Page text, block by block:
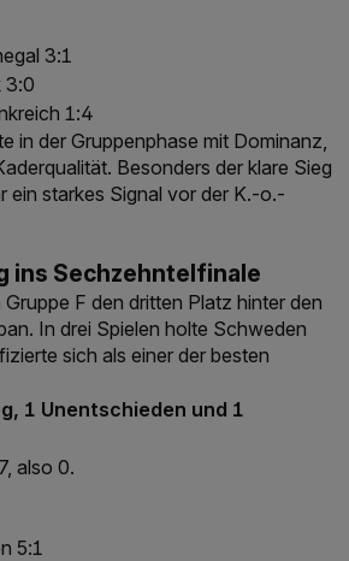
3:1
3:0
1:4
in der Gruppenphase mit Dominanz,
Besonders der klare Sieg
ein starkes Signal vor der K.-o.-
ins Sechzehntelfinale
F den dritten Platz hinter den
In drei Spielen holte Schweden
sich als einer der besten
1 Unentschieden und 1
also 0.
5:1